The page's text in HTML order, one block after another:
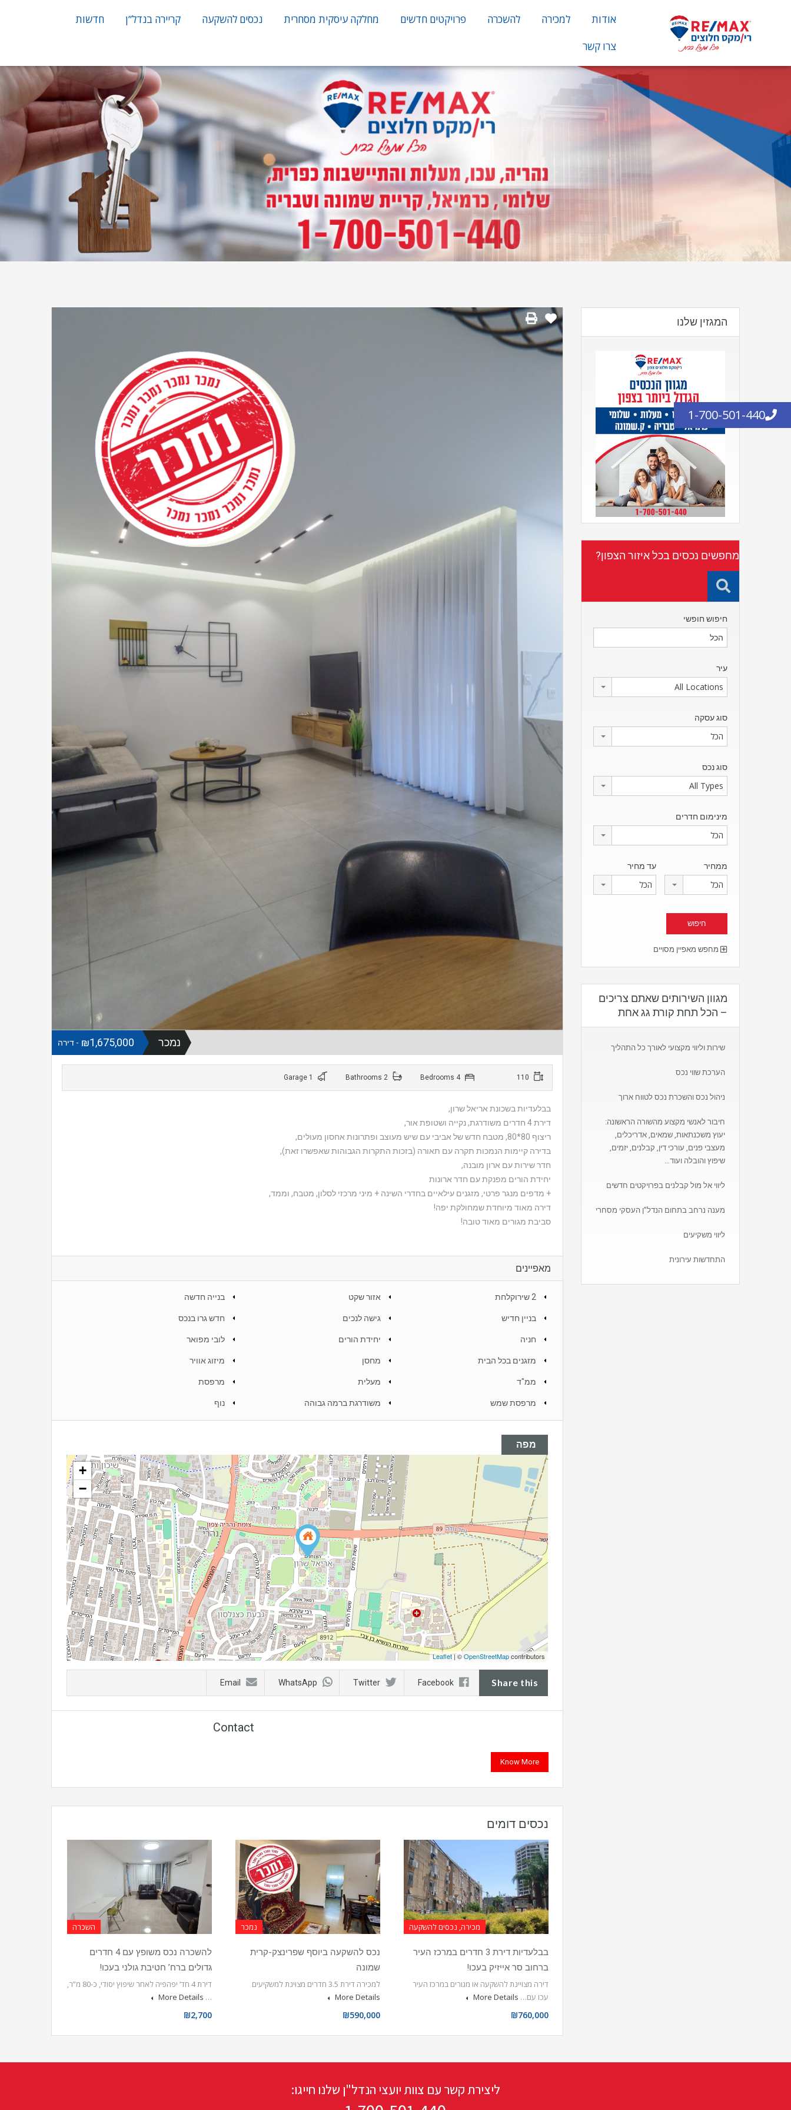
אודות למכירה להשכרה פרויקטים חדשים מחלקה עיסקית מסחרית נכסים להשקעה קריירה בנדל”ן
חדשות
צרו קשר
נמכר ₪1,675,000 - דירה
4 Bedrooms
בבלעדיות בשכונת אריאל שרון,
דירת 4 חדרים משודרגת, נקייה ושטופת אור,
ריצוף 80*80, מטבח חדש של אביבי עם שיש מעוצב ופתרונות אחסון מעולים,
בדירה קיימות הנמכות תקרה עם תאורה (בזכות התקרות הגבוהות שאפשרו זאת),
חדר שירות עם ארון מובנה,
יחידת הורים מפנקת עם חדר ארונות
+ מדפים מנגר פרטי, מזגנים עילאיים בחדרי השינה + מיני מרכזי לסלון, מטבח, וממד,
דירה מאוד מיוחדת שמחולקת יפה!
סביבת מגורים מאוד טובה!
מאפיינים
2 שירוקלחת אזור שקט בנייה חדשה
בניין חדיש גישה לנכים חדש גרו בנכס
חניה יחידת הורים לובי מפואר
מזגנים בכל הבית מחסן מיזוג אוויר
ממ"ד מעלית מרפסת
מרפסת שמש משודרגת ברמה גבוהה נוף
מפה
+
−
Leaflet| ©OpenStreetMapcontributors
Share this
Facebook
Twitter
WhatsApp
Email
Know More
Contact
נכסים דומים
מכירה, נכסים להשקעה
בבלעדיות דירת 3 חדרים במרכז העיר
ברחוב סר אייזיק בעכו!
דירה מצויינת להשקעה או מגורים במרכז העיר
עכו עם… More Details
₪760,000
נמכר
נכס להשקעה ביוסף שפרינצק-קרית
שמונה
למכירה דירת 3.5 חדרים מצוינת למשקיעים
More Details
₪590,000
השכרה
להשכרה נכס משופץ עם 4 חדרים
גדולים ברח’ חטיבת גולני בעכו!
דירת 4 חד’ יפהפיה לאחר שיפוץ יסודי, כ-80 מ”ר,
…
More Details
₪2,700
המגזין שלנו
מחפשים נכסים בכל איזור הצפון?
חיפוש חופשי
עיר
All Locations
סוג עסקה
הכל
סוג נכס
All Types
מינימום חדרים
הכל
ממחיר
הכל
עד מחיר
הכל
מחפש מאפיין מסויים
מגוון השירותים שאתם צריכים
– הכל תחת קורת גג אחת
שירות וליווי מקצועי לאורך כל התהליך
הערכת שווי נכס
ניהול נכס והשכרת נכס לטווח ארוך
חיבור לאנשי מקצוע מהשורה הראשונה:
יעוץ משכנתאות, שמאים, אדריכלים,
מעצבי פנים, עורכי דין, קבלנים, יזמים,
שיפוץ והובלה ועוד…
ליווי אל מול קבלנים בפרויקטים חדשים
מענה נרחב בתחום הנדל”ן העסקי מסחרי
ליווי משקיעים
התחדשות עירונית
ליצירת קשר עם צוות יועצי הנדל"ן שלנו חייגו:
1-700-501-440